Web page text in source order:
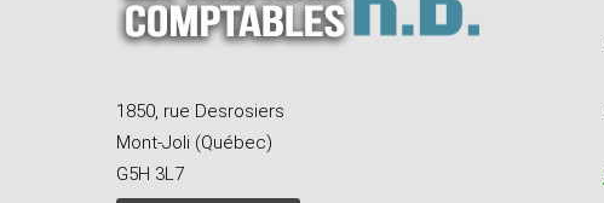
1850, rue Desrosiers
Mont-Joli (Québec)
G5H 3L7